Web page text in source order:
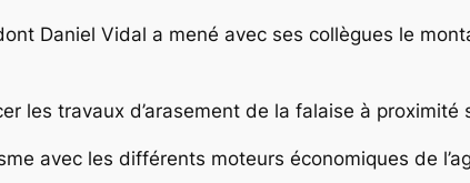
Daniel Vidal a mené avec ses collègues le
les travaux d’arasement de la falaise à
avec les différents moteurs économiques de